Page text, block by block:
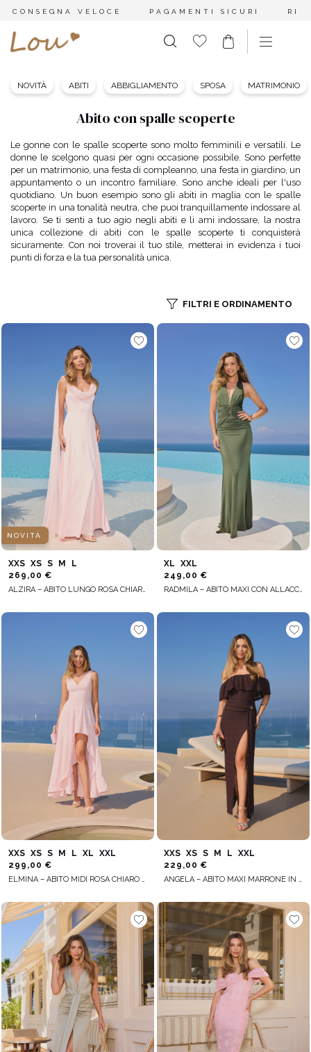
CONSEGNA VELOCE PAGAMENTI SICURI
NOVITÀ ABITI ABBIGLIAMENTO SPOSA MATRIMONIO
Abito con spalle scoperte
Le gonne con le spalle scoperte sono molto femminili e versatili. Le
donne le scelgono quasi per ogni occasione possibile. Sono perfette
per un matrimonio, una festa di compleanno, una festa in giardino, un
appuntamento o un incontro familiare. Sono anche ideali per l'uso
quotidiano. Un buon esempio sono gli abiti in maglia con le spalle
scoperte in una tonalità neutra, che puoi tranquillamente indossare al
lavoro. Se ti senti a tuo agio negli abiti e li ami indossare, la nostra
unica collezione di abiti con le spalle scoperte ti conquisterà
sicuramente. Con noi troverai il tuo stile, metterai in evidenza i tuoi
punti di forza e la tua personalità unica.
FILTRI E ORDINAMENTO
NOVITÀ
XXS XS S M
L
269,00 €
ALZIRA – ABITO LUNGO ROSA CHIARO CON SCIALLE DECORATIVO
XL
XXL
249,00 €
RADMILA – ABITO MAXI CON ALLACCIATURA AL COLLO IN VERDE BOTTIGLIA
XXS XS S M L XL
XXL
299,00 €
ELMINA – ABITO MIDI ROSA CHIARO CON ORLO ASIMMETRICO
XXS XS S M L
XXL
229,00 €
ANGELA – ABITO MAXI MARRONE IN STILE SPAGNOLO